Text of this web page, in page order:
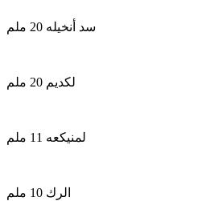
سد أنخيله 20 ملم
لكديم 20 ملم
لمنيكعه 11 ملم
الرك 10 ملم